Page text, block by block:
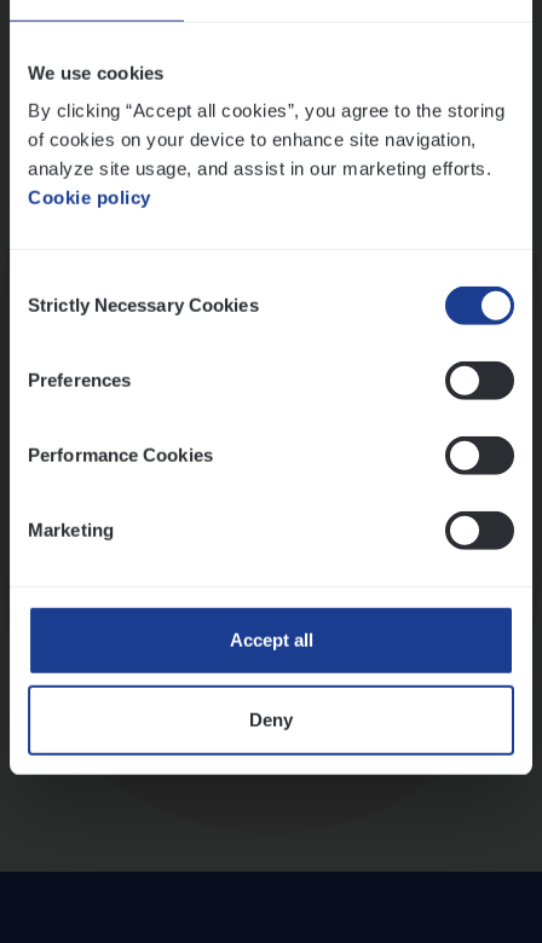
We use cookies
By clicking “Accept all cookies”, you agree to the storing
of cookies on your device to enhance site navigation,
analyze site usage, and assist in our marketing efforts.
Cookie policy
Selection
Strictly Necessary Cookies
Preferences
Performance Cookies
Marketing
Accept all
Deny